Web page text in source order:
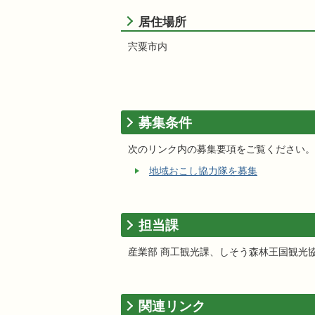
居住場所
宍粟市内
募集条件
次のリンク内の募集要項をご覧ください。
地域おこし協力隊を募集
担当課
産業部 商工観光課、しそう森林王国観光
関連リンク